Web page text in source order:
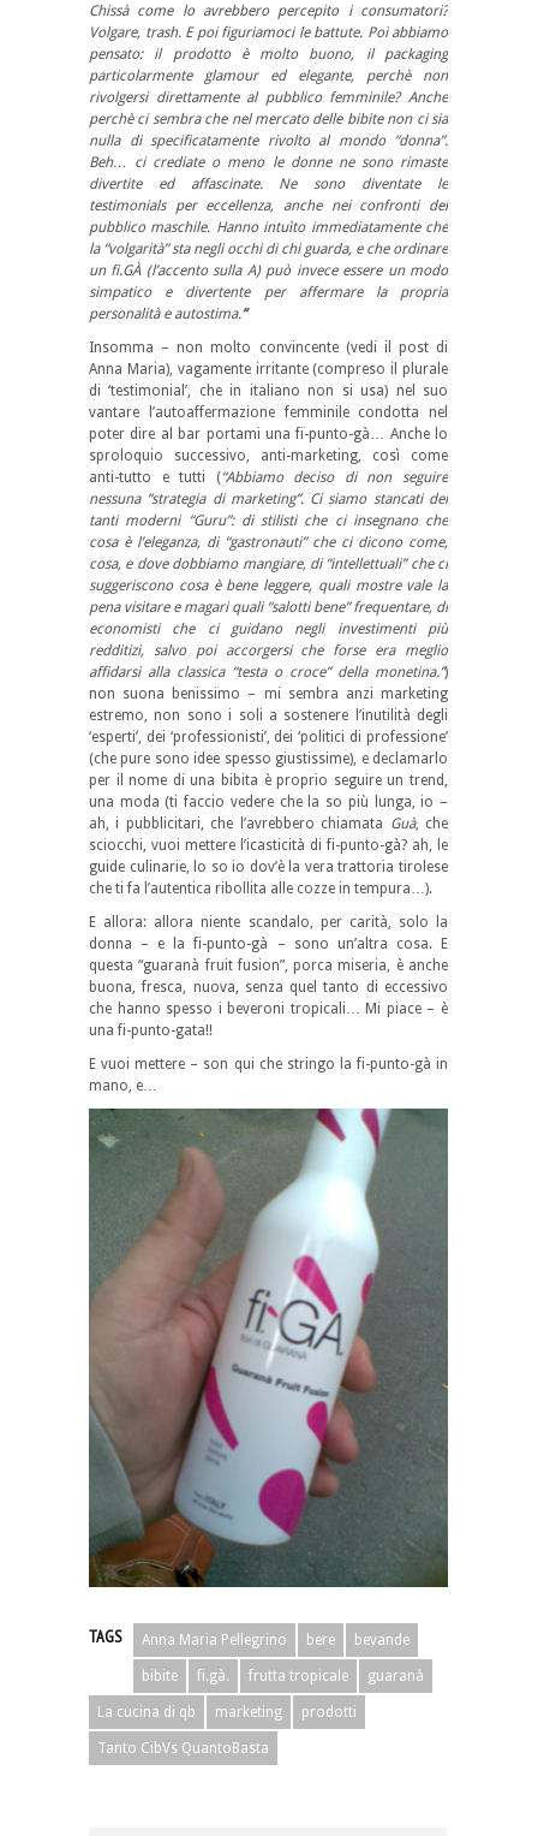
Chissà come lo avrebbero percepito i consumatori?
Volgare, trash. E poi figuriamoci le battute. Poi abbiamo
pensato: il prodotto è molto buono, il packaging
particolarmente glamour ed elegante, perchè non
rivolgersi direttamente al pubblico femminile? Anche
perchè ci sembra che nel mercato delle bibite non ci sia
nulla di specificatamente rivolto al mondo “donna”.
Beh… ci crediate o meno le donne ne sono rimaste
divertite ed affascinate. Ne sono diventate le
testimonials per eccellenza, anche nei confronti del
pubblico maschile. Hanno intuìto immediatamente che
la “volgarità” sta negli occhi di chi guarda, e che ordinare
un fi.GÀ (l’accento sulla A) può invece essere un modo
simpatico e divertente per affermare la propria
personalità e autostima.“
Insomma – non molto convincente (vedi il post di
Anna Maria), vagamente irritante (compreso il plurale
di ‘testimonial’, che in italiano non si usa) nel suo
vantare l’autoaffermazione femminile condotta nel
poter dire al bar portami una fi-punto-gà… Anche lo
sproloquio successivo, anti-marketing, così come
anti-tutto e tutti (“Abbiamo deciso di non seguire
nessuna “strategia di marketing”. Ci siamo stancati dei
tanti moderni “Guru”: di stilisti che ci insegnano che
cosa è l’eleganza, di “gastronauti” che ci dicono come,
cosa, e dove dobbiamo mangiare, di “intellettuali” che ci
suggeriscono cosa è bene leggere, quali mostre vale la
pena visitare e magari quali “salotti bene” frequentare, di
economisti che ci guidano negli investimenti più
redditizi, salvo poi accorgersi che forse era meglio
affidarsi alla classica “testa o croce” della monetina.”)
non suona benissimo – mi sembra anzi marketing
estremo, non sono i soli a sostenere l’inutilità degli
‘esperti’, dei ‘professionisti’, dei ‘politici di professione’
(che pure sono idee spesso giustissime), e declamarlo
per il nome di una bibita è proprio seguire un trend,
una moda (ti faccio vedere che la so più lunga, io –
ah, i pubblicitari, che l’avrebbero chiamata Guà, che
sciocchi, vuoi mettere l’icasticità di fi-punto-gà? ah, le
guide culinarie, lo so io dov’è la vera trattoria tirolese
che ti fa l’autentica ribollita alle cozze in tempura…).
E allora: allora niente scandalo, per carità, solo la
donna – e la fi-punto-gà – sono un’altra cosa. E
questa “guaranà fruit fusion”, porca miseria, è anche
buona, fresca, nuova, senza quel tanto di eccessivo
che hanno spesso i beveroni tropicali… Mi piace – è
una fi-punto-gata!!
E vuoi mettere – son qui che stringo la fi-punto-gà in
mano, e…
TAGS Anna Maria Pellegrino bere bevande
bibite fi.gà. frutta tropicale guaranà
La cucina di qb marketing prodotti
Tanto CibVs QuantoBasta